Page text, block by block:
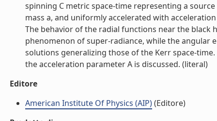
spinning C metric space-time representing a
mass a, and uniformly accelerated with
The behavior of the radial functions near the black
phenomenon of super-radiance, while the
solutions generalizing those of the Kerr space-
the acceleration parameter A is discussed. (literal)
Editore
American Institute Of Physics (AIP)(Editore)